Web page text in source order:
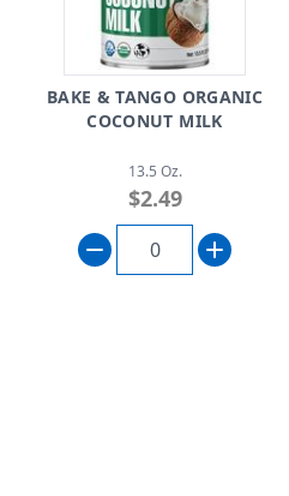
BAKE & TANGO ORGANIC
COCONUT MILK
13.5 Oz.
$2.49